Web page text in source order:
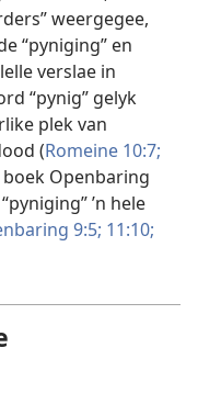
weergegee,
“pyniging” en
verslae in
“pynig” gelyk
plek van
(Romeine 10:7;
boek Openbaring
’n hele
9:5; 11:10;